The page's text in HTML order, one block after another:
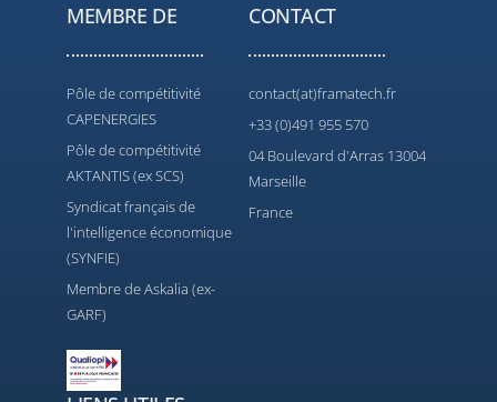
MEMBRE DE
Pôle de compétitivité
CAPENERGIES
Pôle de compétitivité
AKTANTIS (ex SCS)
Syndicat français de
l'intelligence économique
(SYNFIE)
Membre de Askalia (ex-
GARF)
CONTACT
contact(at)framatech.fr
+33 (0)491 955 570
04 Boulevard d'Arras 13004
Marseille
France